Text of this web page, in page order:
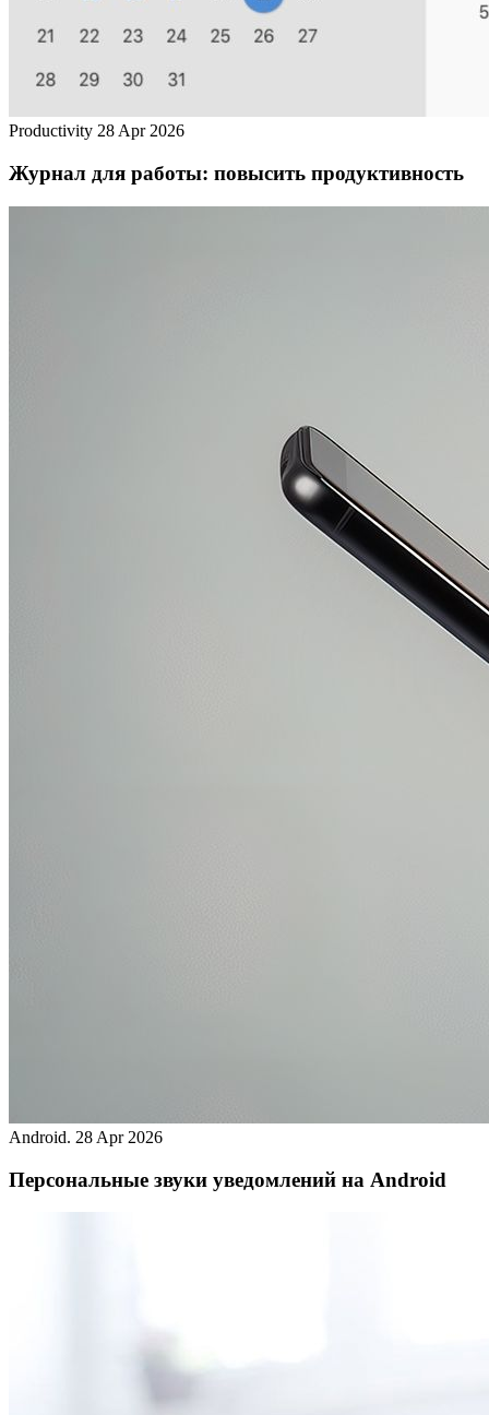
Productivity 28 Apr 2026
Журнал для работы: повысить продуктивность
Android. 28 Apr 2026
Персональные звуки уведомлений на Android